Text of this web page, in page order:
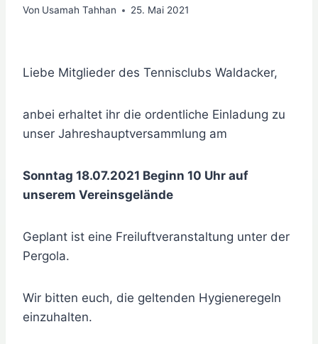
Von Usamah Tahhan 25. Mai 2021
Liebe Mitglieder des Tennisclubs Waldacker,
anbei erhaltet ihr die ordentliche Einladung zu
unser Jahreshauptversammlung am
Sonntag 18.07.2021 Beginn 10 Uhr auf
unserem Vereinsgelände
Geplant ist eine Freiluftveranstaltung unter der
Pergola.
Wir bitten euch, die geltenden Hygieneregeln
einzuhalten.